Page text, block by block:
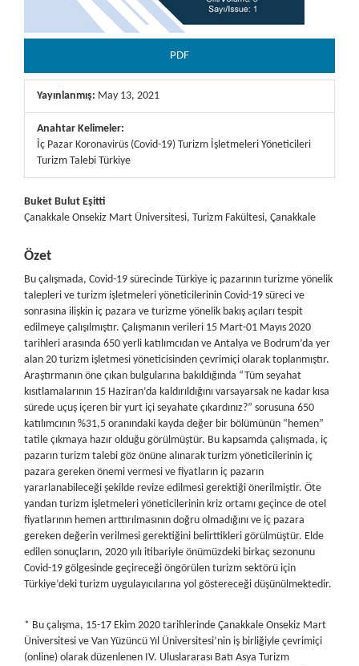
PDF
Yayınlanmış: May 13, 2021
Anahtar Kelimeler:
İç Pazar Koronavirüs (Covid-19) Turizm İşletmeleri Yöneticileri
Turizm Talebi Türkiye
##plugins.themes.bootstrap3.article.main##
Buket Bulut Eşitti
Çanakkale Onsekiz Mart Üniversitesi, Turizm Fakültesi, Çanakkale
Özet
Bu çalışmada, Covid-19 sürecinde Türkiye iç pazarının turizme yönelik
talepleri ve turizm işletmeleri yöneticilerinin Covid-19 süreci ve
sonrasına ilişkin iç pazara ve turizme yönelik bakış açıları tespit
edilmeye çalışılmıştır. Çalışmanın verileri 15 Mart-01 Mayıs 2020
tarihleri arasında 650 yerli katılımcıdan ve Antalya ve Bodrum’da yer
alan 20 turizm işletmesi yöneticisinden çevrimiçi olarak toplanmıştır.
Araştırmanın öne çıkan bulgularına bakıldığında “Tüm seyahat
kısıtlamalarının 15 Haziran’da kaldırıldığını varsayarsak ne kadar kısa
sürede uçuş içeren bir yurt içi seyahate çıkardınız?” sorusuna 650
katılımcının %31,5 oranındaki kayda değer bir bölümünün “hemen”
tatile çıkmaya hazır olduğu görülmüştür. Bu kapsamda çalışmada, iç
pazarın turizm talebi göz önüne alınarak turizm yöneticilerinin iç
pazara gereken önemi vermesi ve fiyatların iç pazarın
yararlanabileceği şekilde revize edilmesi gerektiği önerilmiştir. Öte
yandan turizm işletmeleri yöneticilerinin kriz ortamı geçince de otel
fiyatlarının hemen arttırılmasının doğru olmadığını ve iç pazara
gereken değerin verilmesi gerektiğini belirttikleri görülmüştür. Elde
edilen sonuçların, 2020 yılı itibariyle önümüzdeki birkaç sezonunu
Covid-19 gölgesinde geçireceği öngörülen turizm sektörü için
Türkiye’deki turizm uygulayıcılarına yol göstereceği düşünülmektedir.
* Bu çalışma, 15-17 Ekim 2020 tarihlerinde Çanakkale Onsekiz Mart
Üniversitesi ve Van Yüzüncü Yıl Üniversitesi’nin iş birliğiyle çevrimiçi
(online) olarak düzenlenen IV. Uluslararası Batı Asya Turizm